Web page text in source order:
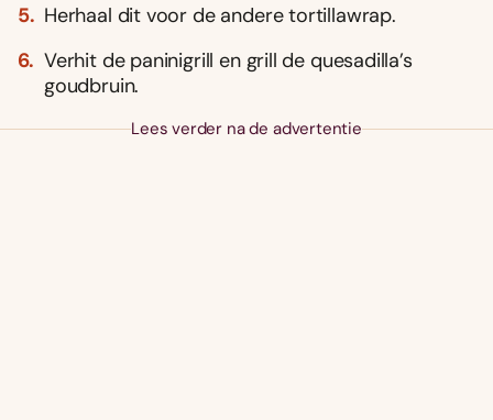
Herhaal dit voor de andere tortillawrap.
Verhit de paninigrill en grill de quesadilla’s
goudbruin.
Lees verder na de advertentie